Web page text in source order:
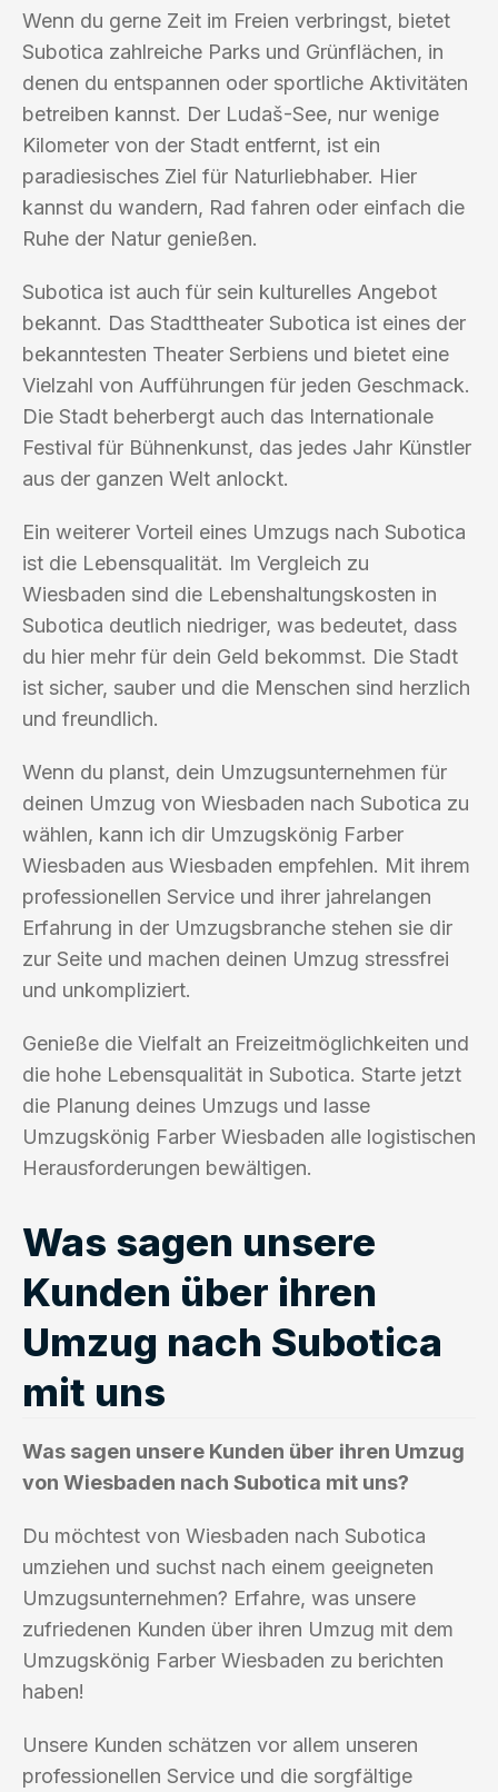
Wenn du gerne Zeit im Freien verbringst, bietet
Subotica zahlreiche Parks und Grünflächen, in
denen du entspannen oder sportliche Aktivitäten
betreiben kannst. Der Ludaš-See, nur wenige
Kilometer von der Stadt entfernt, ist ein
paradiesisches Ziel für Naturliebhaber. Hier
kannst du wandern, Rad fahren oder einfach die
Ruhe der Natur genießen.
Subotica ist auch für sein kulturelles Angebot
bekannt. Das Stadttheater Subotica ist eines der
bekanntesten Theater Serbiens und bietet eine
Vielzahl von Aufführungen für jeden Geschmack.
Die Stadt beherbergt auch das Internationale
Festival für Bühnenkunst, das jedes Jahr Künstler
aus der ganzen Welt anlockt.
Ein weiterer Vorteil eines Umzugs nach Subotica
ist die Lebensqualität. Im Vergleich zu
Wiesbaden sind die Lebenshaltungskosten in
Subotica deutlich niedriger, was bedeutet, dass
du hier mehr für dein Geld bekommst. Die Stadt
ist sicher, sauber und die Menschen sind herzlich
und freundlich.
Wenn du planst, dein Umzugsunternehmen für
deinen Umzug von Wiesbaden nach Subotica zu
wählen, kann ich dir Umzugskönig Farber
Wiesbaden aus Wiesbaden empfehlen. Mit ihrem
professionellen Service und ihrer jahrelangen
Erfahrung in der Umzugsbranche stehen sie dir
zur Seite und machen deinen Umzug stressfrei
und unkompliziert.
Genieße die Vielfalt an Freizeitmöglichkeiten und
die hohe Lebensqualität in Subotica. Starte jetzt
die Planung deines Umzugs und lasse
Umzugskönig Farber Wiesbaden alle logistischen
Herausforderungen bewältigen.
Was sagen unsere
Kunden über ihren
Umzug nach Subotica
mit uns
Was sagen unsere Kunden über ihren Umzug
von Wiesbaden nach Subotica mit uns?
Du möchtest von Wiesbaden nach Subotica
umziehen und suchst nach einem geeigneten
Umzugsunternehmen? Erfahre, was unsere
zufriedenen Kunden über ihren Umzug mit dem
Umzugskönig Farber Wiesbaden zu berichten
haben!
Unsere Kunden schätzen vor allem unseren
professionellen Service und die sorgfältige